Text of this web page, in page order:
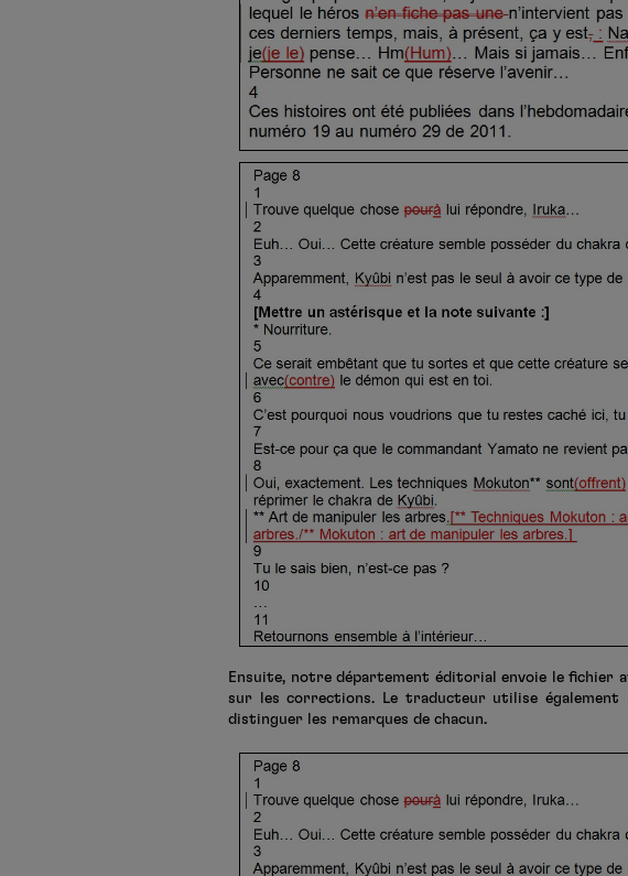
Ensuite, notre département éditorial envoie le fichier
sur les corrections. Le traducteur utilise également
distinguer les remarques de chacun.